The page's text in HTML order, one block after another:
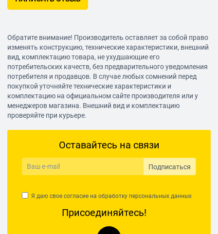
Обратите внимание! Производитель оставляет за собой право
изменять конструкцию, технические характеристики, внешний
вид, комплектацию товара, не ухудшающие его
потребительских качеств, без предварительного уведомления
потребителя и продавцов. В случае любых сомнений перед
покупкой уточняйте технические характеристики и
комплектацию на официальном сайте производителя или у
менеджеров магазина. Внешний вид и комплектацию
проверяйте при курьере.
Оставайтесь на связи
Подписаться
Я даю свое согласие на обработку персональных данных
Присоединяйтесь!